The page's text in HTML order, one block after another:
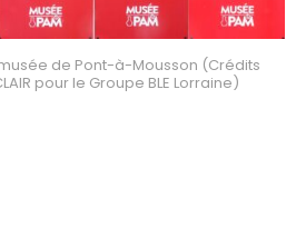
de Pont-à-Mousson (Crédits
pour le Groupe BLE Lorraine)